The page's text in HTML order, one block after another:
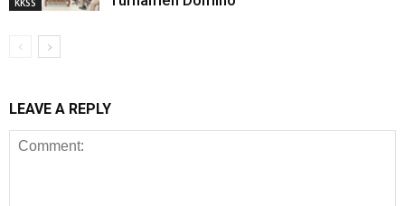
LEAVE A REPLY